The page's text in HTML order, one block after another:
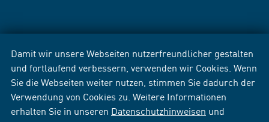
Damit wir unsere Webseiten nutzerfreundlicher gestalten
und fortlaufend verbessern, verwenden wir Cookies. Wenn
Sie die Webseiten weiter nutzen, stimmen Sie dadurch der
Verwendung von Cookies zu. Weitere Informationen
erhalten Sie in unseren Datenschutzhinweisen und